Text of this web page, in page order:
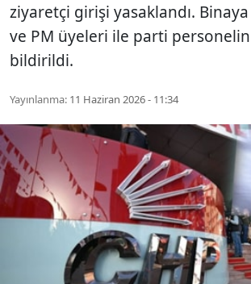
ziyaretçi girişi yasaklandı. Binaya
ve PM üyeleri ile parti
bildirildi.
Yayınlanma: 11 Haziran 2026 - 11:34